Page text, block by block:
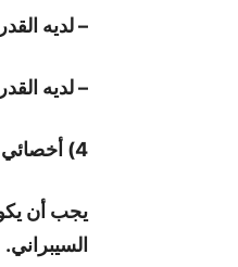
– لديه
– لديه
4) أخصائي أنظمة التشغيل والشبكات ، على النحو التالي:
يجب أن
السيبراني.